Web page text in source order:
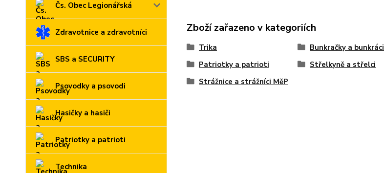
Čs. Obec Legionářská
Zdravotnice a zdravotníci
SBS a SECURITY
Psovodky a psovodi
Hasičky a hasiči
Patriotky a patrioti
Technika
Zboží zařazeno v kategoriích
Trika Bunkračky a bunkráci
Patriotky a patrioti
Střelkyně a střelci
Strážnice a strážníci MěP